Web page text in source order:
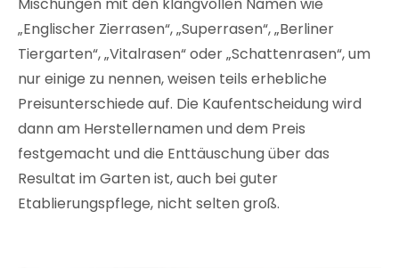
„Englischer Zierrasen“, „Superrasen“, „Berliner
Tiergarten“, „Vitalrasen“ oder „Schattenrasen“, um
nur einige zu nennen, weisen teils erhebliche
Preisunterschiede auf. Die Kaufentscheidung wird
dann am Herstellernamen und dem Preis
festgemacht und die Enttäuschung über das
Resultat im Garten ist, auch bei guter
Etablierungspflege, nicht selten groß.